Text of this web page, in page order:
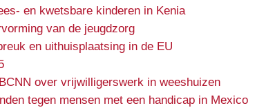
en kwetsbare kinderen in Kenia
van de jeugdzorg
en uithuisplaatsing in de EU
over vrijwilligerswerk in weeshuizen
tegen mensen met een handicap in Mexico